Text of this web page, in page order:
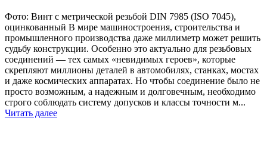
Фото: Винт с метрической резьбой DIN 7985 (ISO 7045),
оцинкованный В мире машиностроения, строительства и
промышленного производства даже миллиметр может решить
судьбу конструкции. Особенно это актуально для резьбовых
соединений — тех самых «невидимых героев», которые
скрепляют миллионы деталей в автомобилях, станках, мостах
и даже космических аппаратах. Но чтобы соединение было не
просто возможным, а надежным и долговечным, необходимо
строго соблюдать систему допусков и классы точности м...
Читать далее